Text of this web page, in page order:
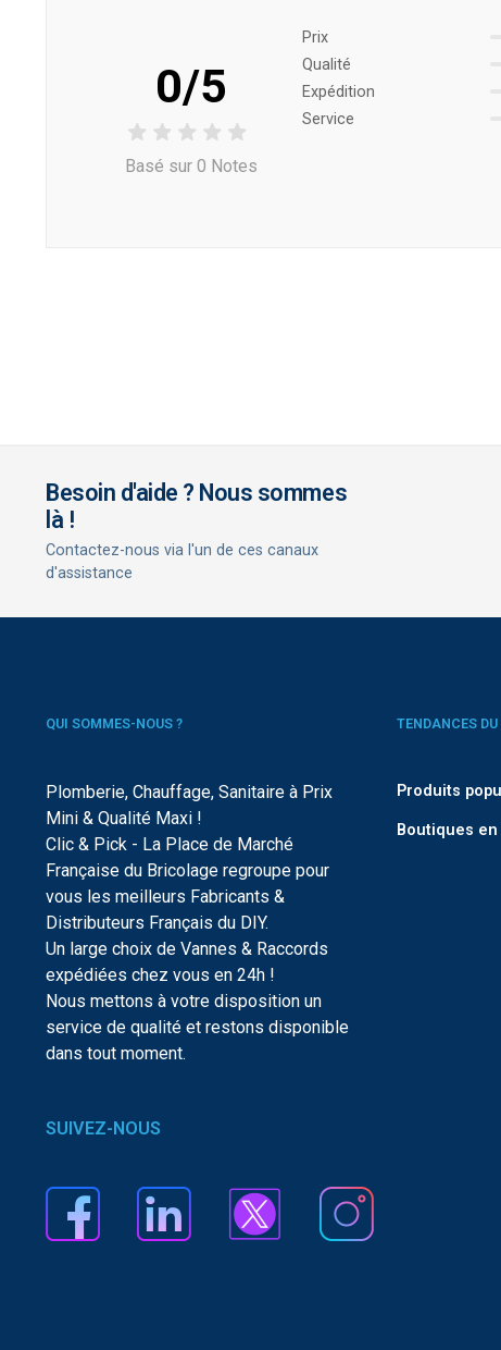
0/5
Basé sur 0 Notes
Prix ​​
Qualité
Expédition
Service
Besoin d'aide ? Nous sommes
là !
Contactez-nous via l'un de ces canaux
d'assistance
QUI SOMMES-NOUS ?
Plomberie, Chauffage, Sanitaire à Prix
Mini & Qualité Maxi !
Clic & Pick - La Place de Marché
Française du Bricolage regroupe pour
vous les meilleurs Fabricants &
Distributeurs Français du DIY.
Un large choix de Vannes & Raccords
expédiées chez vous en 24h !
Nous mettons à votre disposition un
service de qualité et restons disponible
dans tout moment.
TENDANCES
Produits
Boutiques
SUIVEZ-NOUS